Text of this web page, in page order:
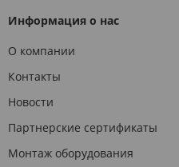
Информация о нас
О компании
Контакты
Новости
Партнерские сертификаты
Монтаж оборудования